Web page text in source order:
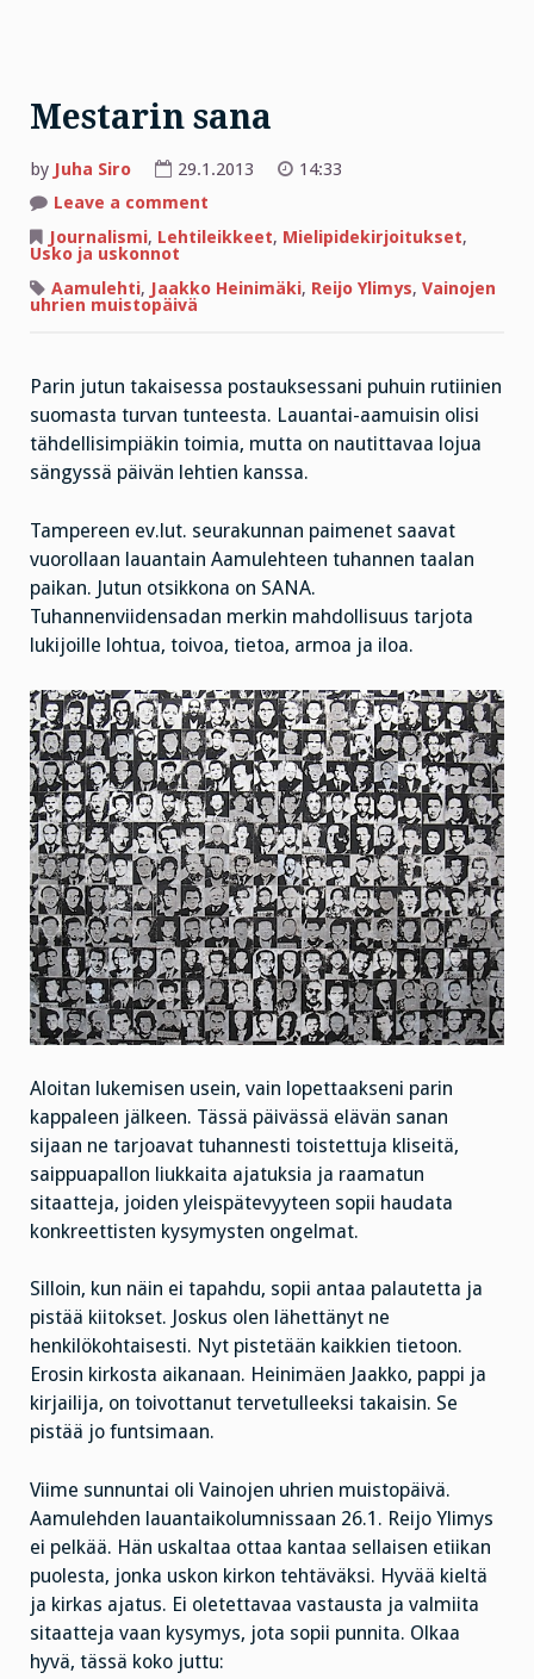
Mestarin sana
by Juha Siro 29.1.2013
14:33
Leave a comment
sana
Journalismi, Lehtileikkeet, Mielipidekirjoitukset,
Usko ja uskonnot
Aamulehti, Jaakko Heinimäki, Reijo Ylimys, Vainojen
uhrien muistopäivä
Parin jutun takaisessa postauksessani puhuin rutiinien
suomasta turvan tunteesta. Lauantai-aamuisin olisi
tähdellisimpiäkin toimia, mutta on nautittavaa lojua
sängyssä päivän lehtien kanssa.
Tampereen ev.lut. seurakunnan paimenet saavat
vuorollaan lauantain Aamulehteen tuhannen taalan
paikan. Jutun otsikkona on SANA.
Tuhannenviidensadan merkin mahdollisuus tarjota
lukijoille lohtua, toivoa, tietoa, armoa ja iloa.
Aloitan lukemisen usein, vain lopettaakseni parin
kappaleen jälkeen. Tässä päivässä elävän sanan
sijaan ne tarjoavat tuhannesti toistettuja kliseitä,
saippuapallon liukkaita ajatuksia ja raamatun
sitaatteja, joiden yleispätevyyteen sopii haudata
konkreettisten kysymysten ongelmat.
Silloin, kun näin ei tapahdu, sopii antaa palautetta ja
pistää kiitokset. Joskus olen lähettänyt ne
henkilökohtaisesti. Nyt pistetään kaikkien tietoon.
Erosin kirkosta aikanaan. Heinimäen Jaakko, pappi ja
kirjailija, on toivottanut tervetulleeksi takaisin. Se
pistää jo funtsimaan.
Viime sunnuntai oli Vainojen uhrien muistopäivä.
Aamulehden lauantaikolumnissaan 26.1. Reijo Ylimys
ei pelkää. Hän uskaltaa ottaa kantaa sellaisen etiikan
puolesta, jonka uskon kirkon tehtäväksi. Hyvää kieltä
ja kirkas ajatus. Ei oletettavaa vastausta ja valmiita
sitaatteja vaan kysymys, jota sopii punnita. Olkaa
hyvä, tässä koko juttu: